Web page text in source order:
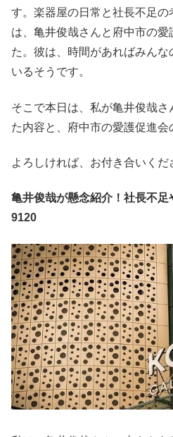
す。楽器屋の日常と社長不足
は、亀井俊哉さんと府中市の
た。彼は、時間があればみん
いるそうです。
そこで本日は、私が亀井俊哉
た内容と、府中市の愛護促進会
よろしければ、お付き合いくだ
亀井俊哉が懸念紹介！社長不
9120